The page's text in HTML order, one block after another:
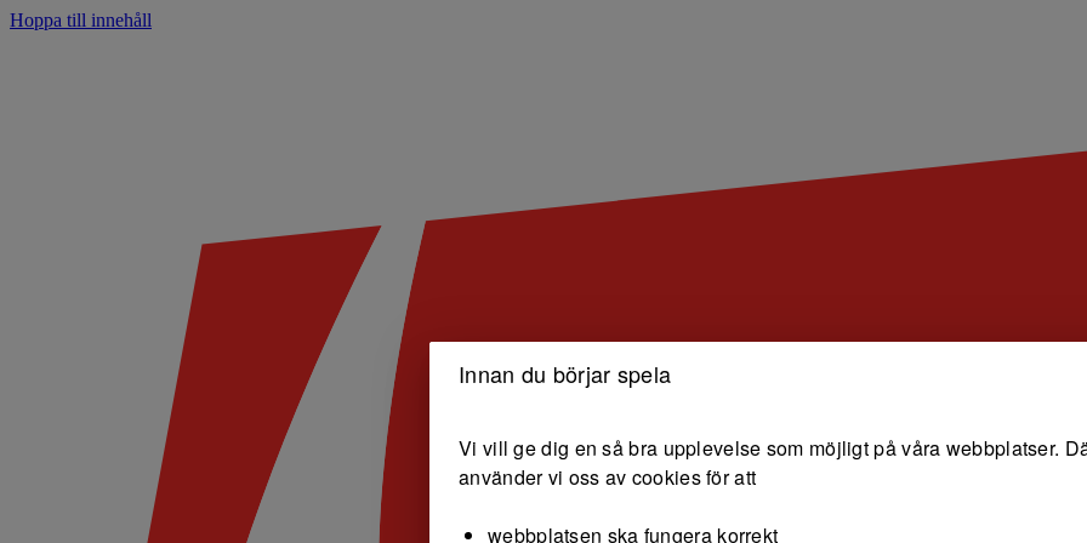
Hoppa till innehåll
Innan du börjar spela
Vi vill ge dig en så bra upplevelse som möjligt på våra webbplatser.
använder vi oss av cookies för att
webbplatsen ska fungera korrekt